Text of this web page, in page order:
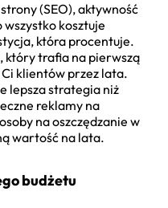
(SEO), aktywność
kosztuje
która procentuje.
który trafia na pierwszą
klientów przez lata.
lepsza strategia niż
reklamy na
na oszczędzanie w
wartość na lata.
budżetu